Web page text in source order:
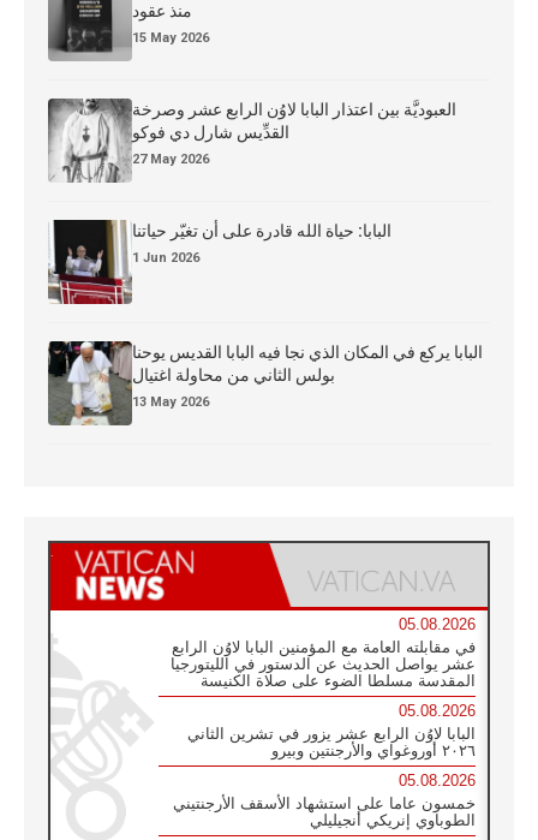
منذ عقود
15 May 2026
العبوديَّة بين اعتذار البابا لاوُن الرابع عشر وصرخة
القدِّيس شارل دي فوكو
27 May 2026
البابا: حياة الله قادرة على أن تغيّر حياتنا
1 Jun 2026
البابا يركع في المكان الذي نجا فيه البابا القديس يوحنا
بولس الثاني من محاولة اغتيال
13 May 2026
05.08.2026
في مقابلته العامة مع المؤمنين البابا لاوُن الرابع
عشر يواصل الحديث عن الدستور في الليتورجيا
المقدسة مسلطا الضوء على صلاة الكنيسة
05.08.2026
البابا لاوُن الرابع عشر يزور في تشرين الثاني
٢٠٢٦ أوروغواي والأرجنتين وبيرو
05.08.2026
خمسون عاما على استشهاد الأسقف الأرجنتيني
الطوباوي إنريكي أنجيليلي